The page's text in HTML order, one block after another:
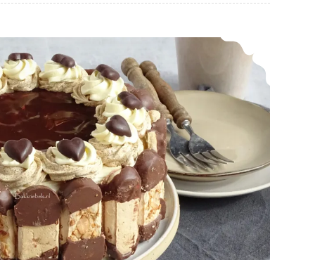
Bokkenpootjes schuimtaart